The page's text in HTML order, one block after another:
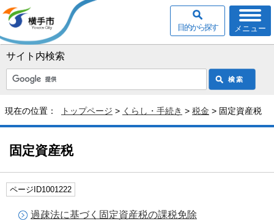
サイト内検索
メニュー
目的から探す
現在の位置： トップページ > くらし・手続き > 税金 > 固定資産税
固定資産税
ページID1001222
過疎法に基づく固定資産税の課税免除